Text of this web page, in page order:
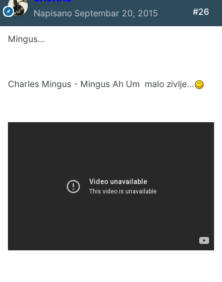
Napisano Septembar 20, 2015 #26
Mingus...
Charles Mingus - Mingus Ah Um malo zivlje...